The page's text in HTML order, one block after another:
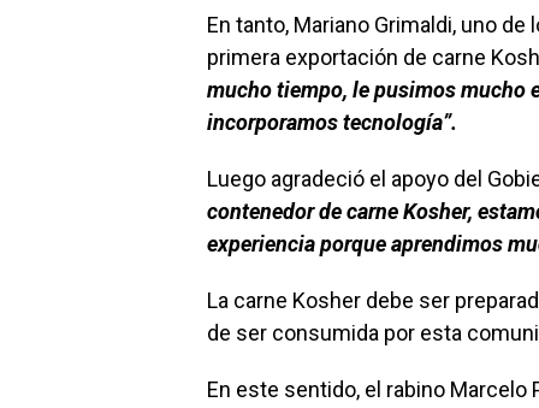
En tanto, Mariano Grimaldi, uno
primera exportación de carne
mucho tiempo, le pusimos mucho
incorporamos tecnología”.
Luego agradeció el apoyo del
contenedor de carne Kosher,
experiencia porque aprendimos
La carne Kosher debe ser
de ser consumida por esta
En este sentido, el rabino Marcelo